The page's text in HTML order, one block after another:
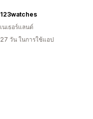
123watches
เนเธอร์แลนด์
27 วัน ในการใช้แอป